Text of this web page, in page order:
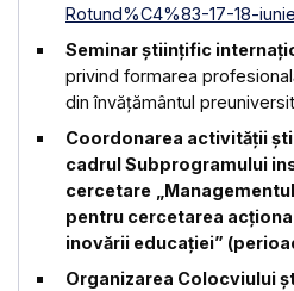
Rotund%C4%83-17-18-
Seminar științific
privind formarea
din învățământul
Coordonarea activității
cadrul Subprogramului
cercetare
pentru cercetarea
inovării educației”
Organizarea Colocviului